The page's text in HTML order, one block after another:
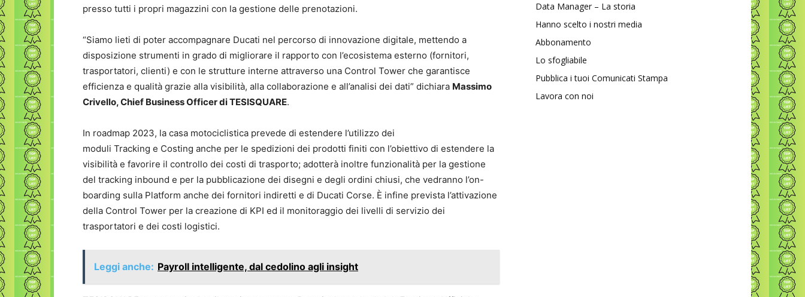
presso tutti i propri magazzini con la gestione delle prenotazioni.
“Siamo lieti di poter accompagnare Ducati nel percorso di innovazione digitale, mettendo a
disposizione strumenti in grado di migliorare il rapporto con l’ecosistema esterno (fornitori,
trasportatori, clienti) e con le strutture interne attraverso una Control Tower che garantisce
efficienza e qualità grazie alla visibilità, alla collaborazione e all’analisi dei dati” dichiara Massimo
Crivello, Chief Business Officer di TESISQUARE.
In roadmap 2023, la casa motociclistica prevede di estendere l’utilizzo dei
moduli Tracking e Costing anche per le spedizioni dei prodotti finiti con l’obiettivo di estendere la
visibilità e favorire il controllo dei costi di trasporto; adotterà inoltre funzionalità per la gestione
del tracking inbound e per la pubblicazione dei disegni e degli ordini chiusi, che vedranno l’on-
boarding sulla Platform anche dei fornitori indiretti e di Ducati Corse. È infine prevista l’attivazione
della Control Tower per la creazione di KPI ed il monitoraggio dei livelli di servizio dei
trasportatori e dei costi logistici.
Leggi anche: Payroll intelligente, dal cedolino agli insight
Data Manager – La storia
Hanno scelto i nostri media
Abbonamento
Lo sfogliabile
Pubblica i tuoi Comunicati Stampa
Lavora con noi